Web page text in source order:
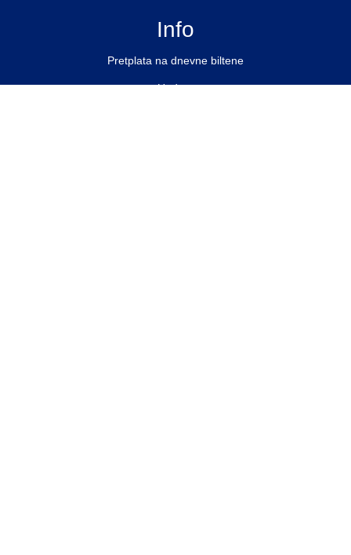
Info
Pretplata na dnevne biltene
Update